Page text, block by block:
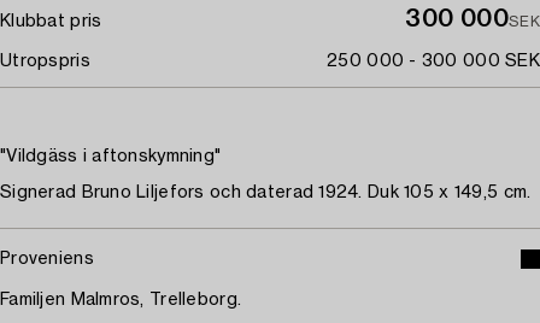
Klubbat pris 300 000SEK
Utropspris 250 000 - 300 000 SEK
"Vildgäss i aftonskymning"
Signerad Bruno Liljefors och daterad 1924. Duk 105 x 149,5 cm.
Proveniens
Familjen Malmros, Trelleborg.